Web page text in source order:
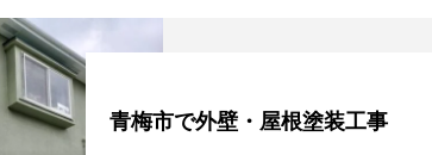
青梅市で外壁・屋根塗装工事